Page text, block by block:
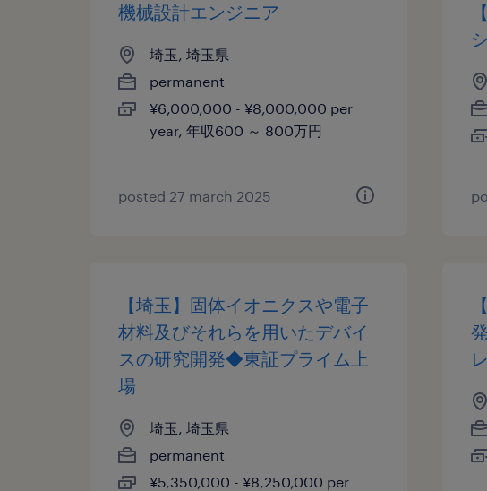
機械設計エンジニア
埼玉, 埼玉県
permanent
¥6,000,000 - ¥8,000,000 per
year, 年収600 ～ 800万円
posted 27 march 2025
【埼玉】固体イオニクスや電子
材料及びそれらを用いたデバイ
スの研究開発◆東証プライム上
場
埼玉, 埼玉県
permanent
¥5,350,000 - ¥8,250,000 per